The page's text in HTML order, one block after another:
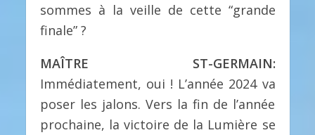
sommes à la veille de cette “grande
finale” ?
MAÎTRE ST-GERMAIN:
Immédiatement, oui ! L’année 2024 va
poser les jalons. Vers la fin de l’année
prochaine, la victoire de la Lumière se